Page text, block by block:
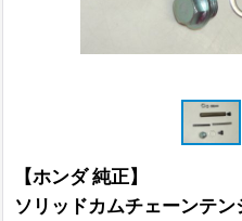
【ホンダ 純正】
ソリッドカムチェーンテ